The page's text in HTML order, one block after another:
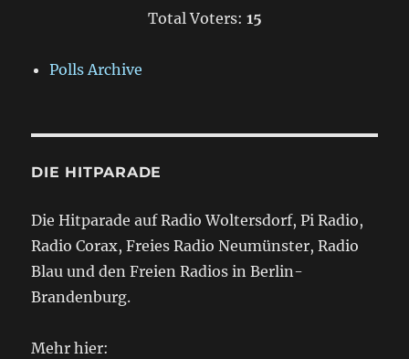
Total Voters: 15
Polls Archive
DIE HITPARADE
Die Hitparade auf Radio Woltersdorf, Pi Radio,
Radio Corax, Freies Radio Neumünster, Radio
Blau und den Freien Radios in Berlin-
Brandenburg.
Mehr hier: